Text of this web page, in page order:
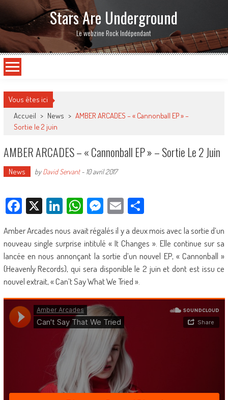
Stars Are Underground
Le webzine Rock Indépendant
Vous êtes ici
Accueil > News > AMBER ARCADES – « Cannonball EP » –
Sortie le 2 juin
AMBER ARCADES – « Cannonball EP » – Sortie Le 2 Juin
News byDavid Servant- 10 avril 2017
Facebook
X LinkedIn
WhatsApp
Messenger
EmailPartager
Amber Arcades nous avait régalés il y a deux mois avec la sortie d’un
nouveau single surprise intitulé « It Changes ». Elle continue sur sa
lancée en nous annonçant la sortie d’un nouvel EP, « Cannonball »
(Heavenly Records), qui sera disponible le 2 juin et dont est issu ce
nouvel extrait, « Can’t Say What We Tried ».